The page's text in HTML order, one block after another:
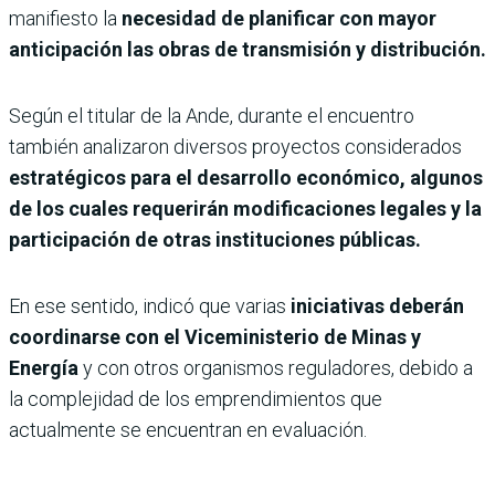
manifiesto la necesidad de planificar con mayor
anticipación las obras de transmisión y distribución.
Según el titular de la Ande, durante el encuentro
también analizaron diversos proyectos considerados
estratégicos para el desarrollo económico, algunos
de los cuales requerirán modificaciones legales y la
participación de otras instituciones públicas.
En ese sentido, indicó que varias iniciativas deberán
coordinarse con el Viceministerio de Minas y
Energía y con otros organismos reguladores, debido a
la complejidad de los emprendimientos que
actualmente se encuentran en evaluación.